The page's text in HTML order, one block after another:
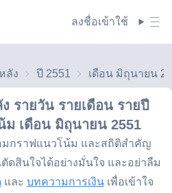
ลงชื่อเข้าใช้
ลัง ปี 2551 เดือน มิถุนายน
รายวัน รายเดือน รายปี
ม เดือน มิถุนายน 2551
มกราฟแนวโน้ม และสถิติสำคัญ
ดสินใจได้อย่างมั่นใจ และอย่าลืม
และ บทความการเงิน เพื่อเข้าใจ